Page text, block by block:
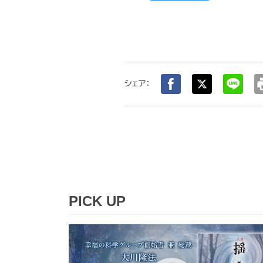
シェア：
PICK UP